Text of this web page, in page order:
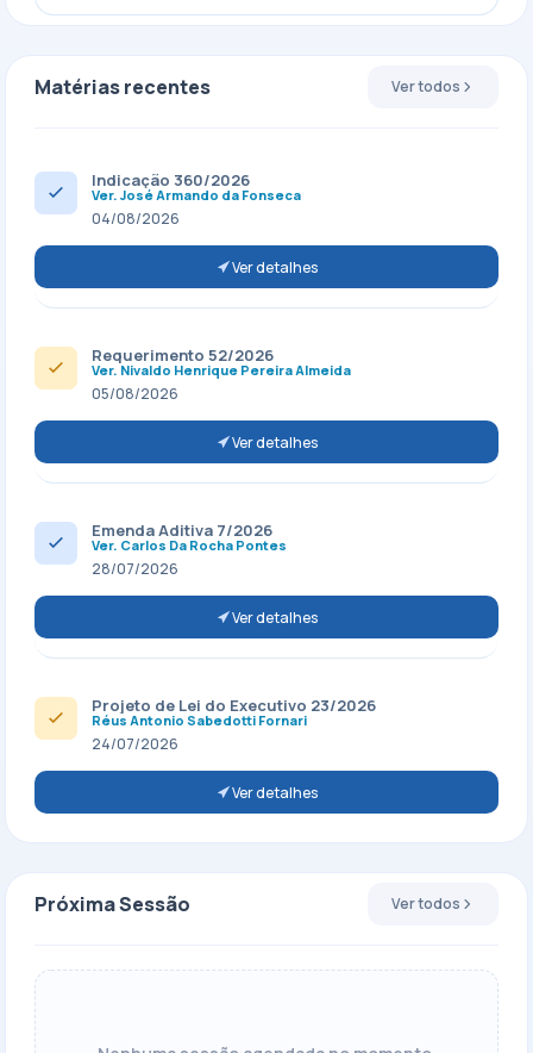
Matérias recentes Ver todos
Indicação 360/2026
Ver. José Armando da Fonseca
04/08/2026
Ver detalhes
Requerimento 52/2026
Ver. Nivaldo Henrique Pereira Almeida
05/08/2026
Ver detalhes
Emenda Aditiva 7/2026
Ver. Carlos Da Rocha Pontes
28/07/2026
Ver detalhes
Projeto de Lei do Executivo 23/2026
Réus Antonio Sabedotti Fornari
24/07/2026
Ver detalhes
Próxima Sessão Ver todos